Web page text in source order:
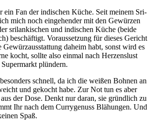
ein Fan der indischen Küche. Seit meinem Sri-
mich noch eingehender mit den Gewürzen
srilankischen und indischen Küche (beide
beschäftigt. Voraussetzung für dieses Gericht
Gewürzausstattung daheim habt, sonst wird es
kocht, sollte also einmal nach Herzenslust
plündern.
schnell, da ich die weißen Bohnen an
und gekocht habe. Zur Not tun es aber
der Dose. Denkt nur daran, sie gründlich zu
Ihr nach dem Currygenuss Blähungen. Und
Spaß.